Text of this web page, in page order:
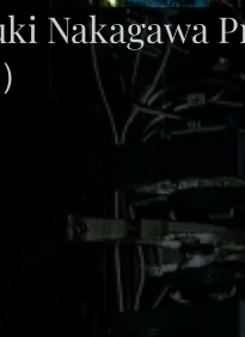
Nakagawa